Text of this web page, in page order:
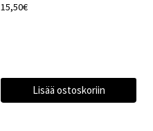
15,50€
Lisää ostoskoriin